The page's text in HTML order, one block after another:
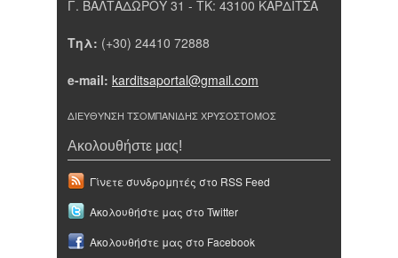
Γ. ΒΑΛΤΑΔΩΡΟΥ 31 - ΤΚ: 43100 ΚΑΡΔΙΤΣΑ
Τηλ: (+30) 24410 72888
e-mail: karditsaportal@gmail.com
ΔΙΕΥΘΥΝΣΗ ΤΣΟΜΠΑΝΙΔΗΣ ΧΡΥΣΟΣΤΟΜΟΣ
Ακολουθήστε μας!
Γίνετε συνδρομητές στο RSS Feed
Ακολουθήστε μας στο Twitter
Ακολουθήστε μας στο Facebook